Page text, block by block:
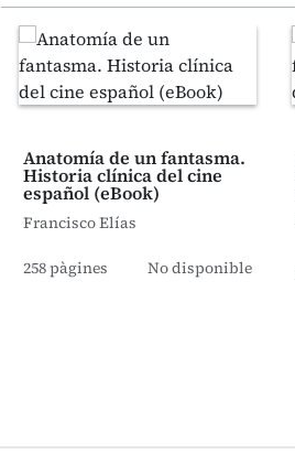
Anatomía de un fantasma.
Historia clínica del cine
español (eBook)
Francisco Elías
258 pàgines No disponible